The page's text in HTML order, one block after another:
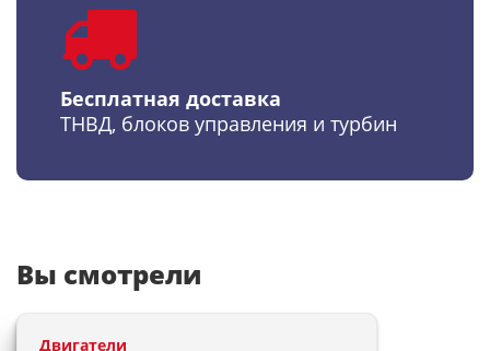
Бесплатная доставка
ТНВД, блоков управления и турбин
Вы смотрели
Двигатели